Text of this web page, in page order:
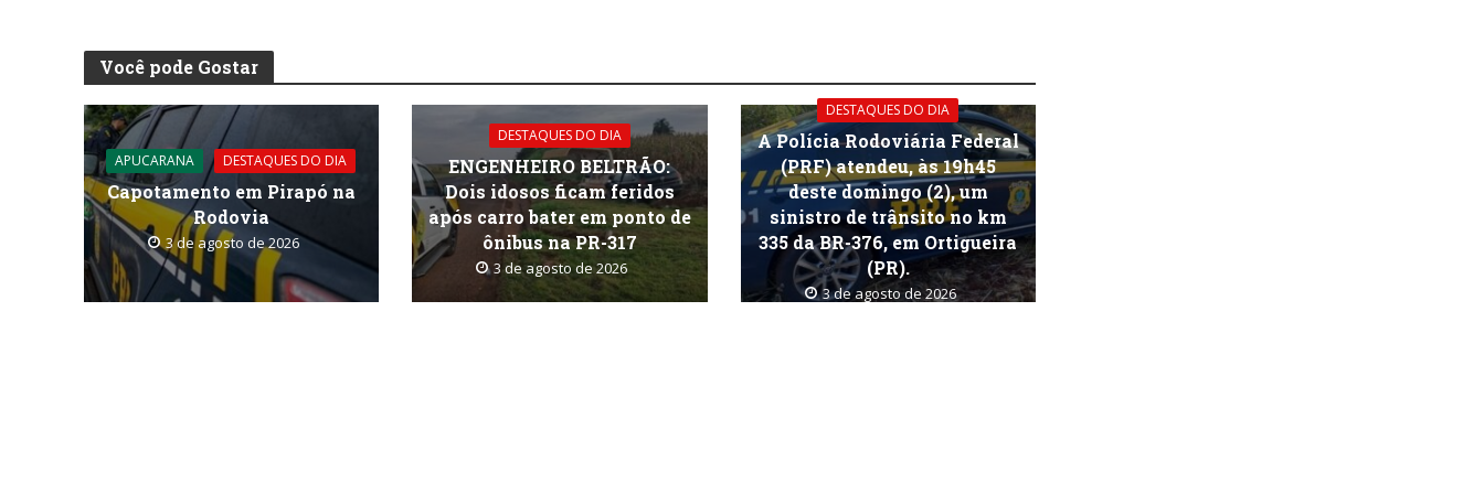
Você pode Gostar
APUCARANA DESTAQUES DO DIA
Capotamento em Pirapó na
Rodovia
3 de agosto de 2026
DESTAQUES DO DIA
ENGENHEIRO BELTRÃO:
Dois idosos ficam feridos
após carro bater em ponto de
ônibus na PR-317
3 de agosto de 2026
DESTAQUES DO DIA
A Polícia Rodoviária Federal
(PRF) atendeu, às 19h45
deste domingo (2), um
sinistro de trânsito no km
335 da BR-376, em Ortigueira
(PR).
3 de agosto de 2026